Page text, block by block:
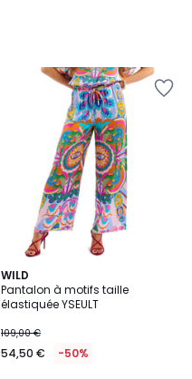
WILD
Pantalon à motifs taille
élastiquée YSEULT
109,00 €
54,50 € -50%
2
Couleurs